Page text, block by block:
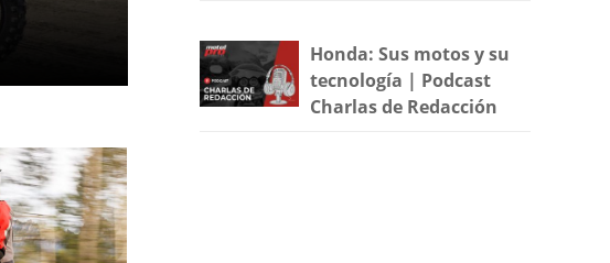
Honda: Sus motos y su
tecnología | Podcast
Charlas de Redacción